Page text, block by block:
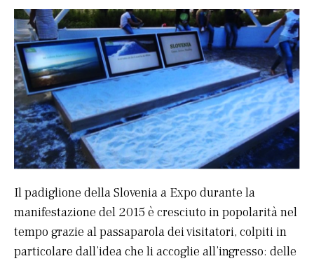
Il padiglione della Slovenia a Expo durante la
manifestazione del 2015 è cresciuto in popolarità nel
tempo grazie al passaparola dei visitatori, colpiti in
particolare dall’idea che li accoglie all’ingresso: delle